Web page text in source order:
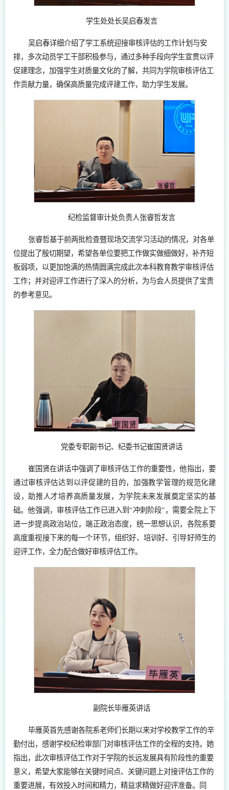
学生处处长吴启春发言
吴启春详细介绍了学工系统迎接审核评估的工作计划与安
排，多次动员学工干部积极参与，通过多种手段向学生宣贯以评
促建理念，加强学生对质量文化的了解，共同为学院审核评估工
作贡献力量，确保高质量完成评建工作，助力学生发展。
纪检监督审计处负责人张睿哲发言
张睿哲基于前两批检查暨现场交流学习活动的情况，对各单
位提出了殷切期望，希望各单位要把工作做实做细做好，补齐短
板弱项，以更加饱满的热情圆满完成此次本科教育教学审核评估
工作；并对迎评工作进行了深入的分析，为与会人员提供了宝贵
的参考意见。
党委专职副书记、纪委书记崔国贤讲话
崔国贤在讲话中强调了审核评估工作的重要性，他指出，要
通过审核评估达到以评促建的目的，加强教学管理的规范化建
设，助推人才培养高质量发展，为学院未来发展奠定坚实的基
础。他强调，审核评估工作已进入到“冲刺阶段”，需要全院上下
进一步提高政治站位，端正政治态度，统一思想认识，各院系要
高度重视接下来的每一个环节，组织好、培训好、引导好师生的
迎评工作，全力配合做好审核评估工作。
副院长毕雁英讲话
毕雁英首先感谢各院系老师们长期以来对学校教学工作的辛
勤付出，感谢学校纪检审部门对审核评估工作的全程的支持。她
指出，此次审核评估工作对于学院的长远发展具有阶段性的重要
意义，希望大家能够在关键时间点、关键问题上对接评估工作的
重要进展，有效投入时间和精力，精益求精做好迎评准备。同